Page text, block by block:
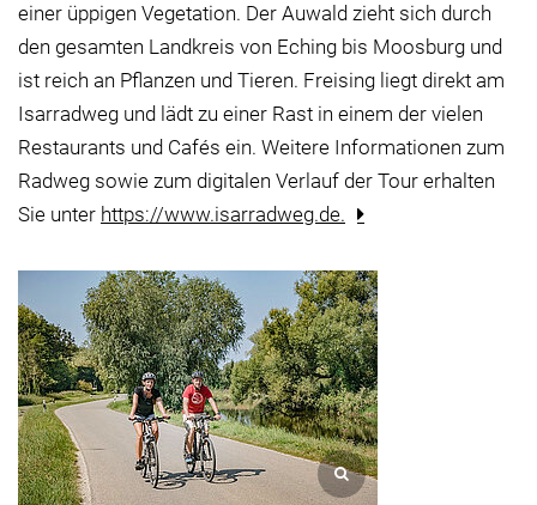
einer üppigen Vegetation. Der Auwald zieht sich durch
den gesamten Landkreis von Eching bis Moosburg und
ist reich an Pflanzen und Tieren. Freising liegt direkt am
Isarradweg und lädt zu einer Rast in einem der vielen
Restaurants und Cafés ein. Weitere Informationen zum
Radweg sowie zum digitalen Verlauf der Tour erhalten
Sie unter https://www.isarradweg.de.